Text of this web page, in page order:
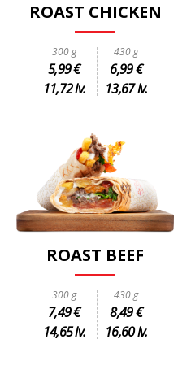
ROAST CHICKEN
300 g
5,99 €
11,72 lv.
430 g
6,99 €
13,67 lv.
ROAST BEEF
300 g
7,49 €
14,65 lv.
430 g
8,49 €
16,60 lv.